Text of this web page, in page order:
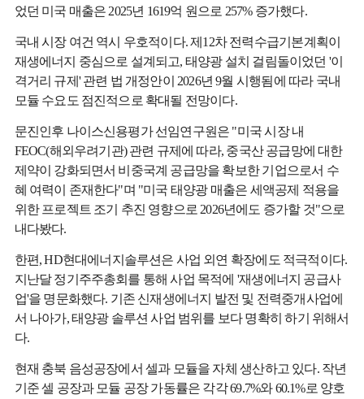
었던 미국 매출은 2025년 1619억 원으로 257% 증가했다.
국내 시장 여건 역시 우호적이다. 제12차 전력수급기본계획이
재생에너지 중심으로 설계되고, 태양광 설치 걸림돌이었던 '이
격거리 규제' 관련 법 개정안이 2026년 9월 시행됨에 따라 국내
모듈 수요도 점진적으로 확대될 전망이다.
문진인후 나이스신용평가 선임연구원은 "미국 시장 내
FEOC(해외우려기관) 관련 규제에 따라, 중국산 공급망에 대한
제약이 강화되면서 비중국계 공급망을 확보한 기업으로서 수
혜 여력이 존재한다"며 "미국 태양광 매출은 세액공제 적용을
위한 프로젝트 조기 추진 영향으로 2026년에도 증가할 것"으로
내다봤다.
한편, HD현대에너지솔루션은 사업 외연 확장에도 적극적이다.
지난달 정기주주총회를 통해 사업 목적에 '재생에너지 공급사
업'을 명문화했다. 기존 신재생에너지 발전 및 전력중개사업에
서 나아가, 태양광 솔루션 사업 범위를 보다 명확히 하기 위해서
다.
현재 충북 음성공장에서 셀과 모듈을 자체 생산하고 있다. 작년
기준 셀 공장과 모듈 공장 가동률은 각각 69.7%와 60.1%로 양호